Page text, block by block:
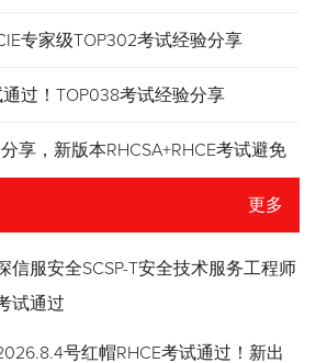
专家级TOP302考试经验分享
通过！TOP038考试经验分享
享，新版本RHCSA+RHCE考试避免
更多
信服安全SCSP-T安全技术服务工程师
试通过
号红帽RHCE考试通过！新出